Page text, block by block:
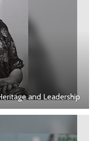
and Leadership